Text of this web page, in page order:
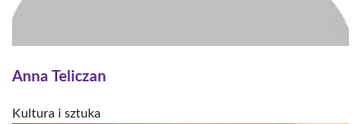
Anna Teliczan
Kultura i sztuka